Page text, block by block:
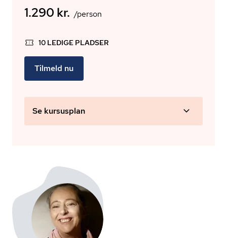
1.290 kr. /person
10 LEDIGE PLADSER
Tilmeld nu
Se kursusplan